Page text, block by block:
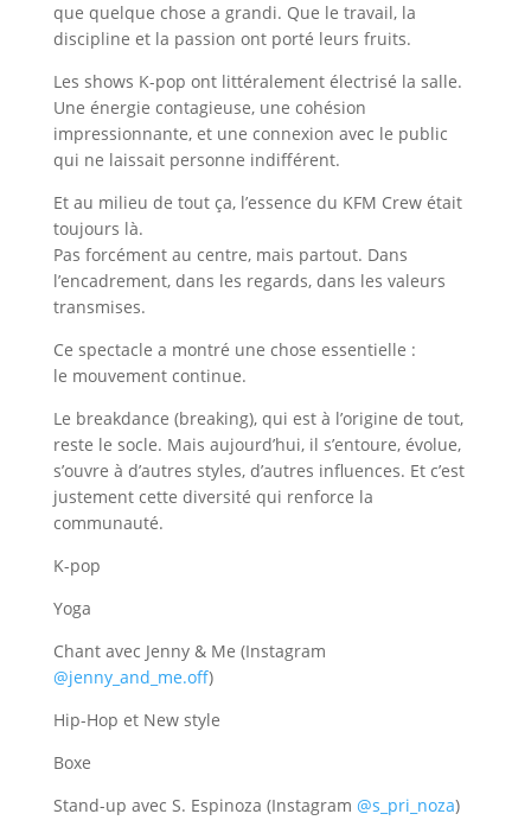
que quelque chose a grandi. Que le travail, la
discipline et la passion ont porté leurs fruits.
Les shows K-pop ont littéralement électrisé la salle.
Une énergie contagieuse, une cohésion
impressionnante, et une connexion avec le public
qui ne laissait personne indifférent.
Et au milieu de tout ça, l’essence du KFM Crew était
toujours là.
Pas forcément au centre, mais partout. Dans
l’encadrement, dans les regards, dans les valeurs
transmises.
Ce spectacle a montré une chose essentielle :
le mouvement continue.
Le breakdance (breaking), qui est à l’origine de tout,
reste le socle. Mais aujourd’hui, il s’entoure, évolue,
s’ouvre à d’autres styles, d’autres influences. Et c’est
justement cette diversité qui renforce la
communauté.
K-pop
Yoga
Chant avec Jenny & Me (Instagram
@jenny_and_me.off)
Hip-Hop et New style
Boxe
Stand-up avec S. Espinoza (Instagram @s_pri_noza)